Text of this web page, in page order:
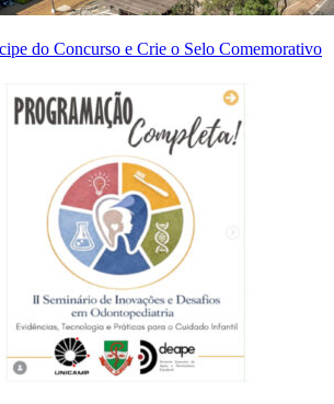
do Concurso e Crie o Selo Comemorativo